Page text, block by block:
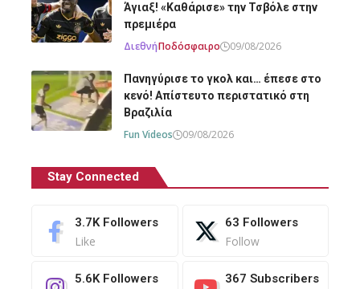
Άγιαξ! «Καθάρισε» την Τσβόλε στην
πρεμιέρα
ΔιεθνήΠοδόσφαιρο 09/08/2026
Πανηγύρισε το γκολ και… έπεσε στο
κενό! Απίστευτο περιστατικό στη
Βραζιλία
Fun Videos 09/08/2026
Stay Connected
3.7K Followers
Like
63 Followers
Follow
5.6K Followers 367 Subscribers